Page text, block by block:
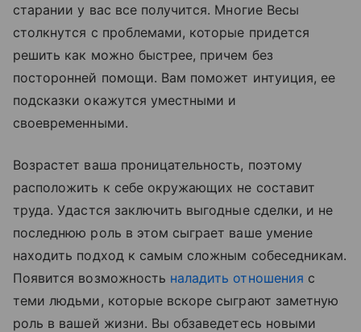
старании у вас все получится. Многие Весы
столкнутся с проблемами, которые придется
решить как можно быстрее, причем без
посторонней помощи. Вам поможет интуиция, ее
подсказки окажутся уместными и
своевременными.
Возрастет ваша проницательность, поэтому
расположить к себе окружающих не составит
труда. Удастся заключить выгодные сделки, и не
последнюю роль в этом сыграет ваше умение
находить подход к самым сложным собеседникам.
Появится возможность наладить отношения с
теми людьми, которые вскоре сыграют заметную
роль в вашей жизни. Вы обзаведетесь новыми